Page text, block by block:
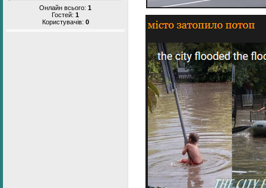
Онлайн всього: 1
Гостей: 1
Користувачів: 0